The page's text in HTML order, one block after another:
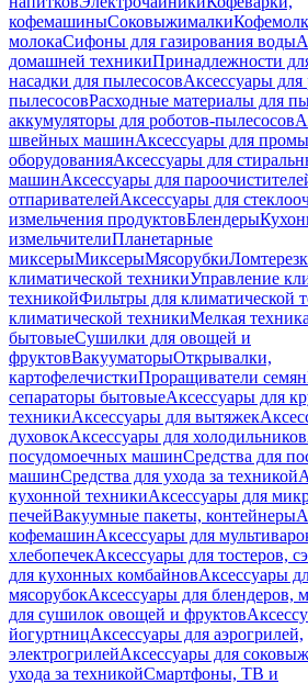
кофемашиныСоковыжималки
молокаСифоны для газирования воды
домашней техникиПринадлежности
насадки для пылесосовАксессуары для
пылесосовРасходные материалы для
аккумуляторы для роботов-пылесосов
швейных машинАксессуары для
оборудованияАксессуары для
машинАксессуары для
отпаривателейАксессуары для
измельчения продуктовБлендеры
измельчителиПланетарные
миксерыМиксерыМясорубки
климатической техникиУправление
техникойФильтры для климатической
климатической техникиМелкая техника
бытовыеСушилки для овощей и
фруктовВакууматорыОткрывалки,
картофелечисткиПроращиватели семян
сепараторы бытовыеАксессуары для
техникиАксессуары для вытяжек
духовокАксессуары для холодильников
посудомоечных машинСредства для
машинСредства для ухода за техникой
кухонной техникиАксессуары для
печейВакуумные пакеты, контейнеры
кофемашинАксессуары для
хлебопечекАксессуары для тостеров,
для кухонных комбайновАксессуары
мясорубокАксессуары для блендеров,
для сушилок овощей и фруктов
йогуртницАксессуары для аэрогрилей,
электрогрилейАксессуары для
ухода за техникойСмартфоны, ТВ и